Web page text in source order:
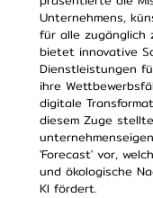
Unternehmens,
für alle zugänglich
bietet innovative
Dienstleistungen
ihre
digitale
diesem Zuge
'Forecast' vor,
und ökologische
KI fördert.